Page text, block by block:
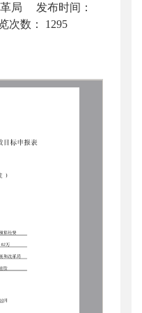
局
发布时间：
次数： 1295